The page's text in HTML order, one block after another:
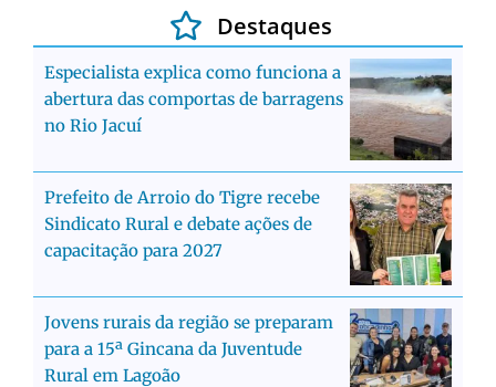
Destaques
Especialista explica como funciona a
abertura das comportas de barragens
no Rio Jacuí
Prefeito de Arroio do Tigre recebe
Sindicato Rural e debate ações de
capacitação para 2027
Jovens rurais da região se preparam
para a 15ª Gincana da Juventude
Rural em Lagoão